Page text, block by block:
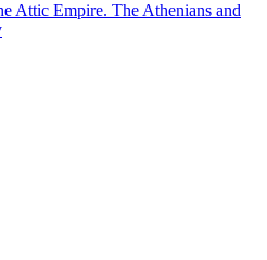
Attic Empire. The Athenians and